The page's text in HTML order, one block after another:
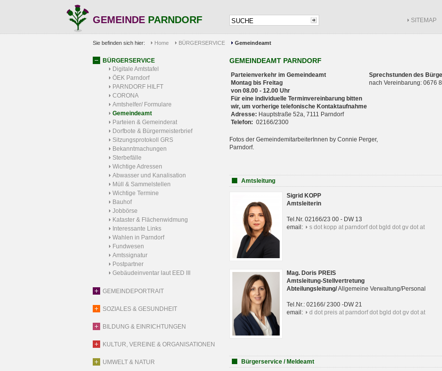
GEMEINDE PARNDORF SITEMAP
Sie befinden sich hier: Home BÜRGERSERVICE Gemeindeamt
BÜRGERSERVICE
Digitale Amtstafel
ÖEK Parndorf
PARNDORF HILFT
CORONA
Amtshelfer/ Formulare
Gemeindeamt
Parteien & Gemeinderat
Dorfbote & Bürgermeisterbrief
Sitzungsprotokoll GRS
Bekanntmachungen
Sterbefälle
Wichtige Adressen
Abwasser und Kanalisation
Müll & Sammelstellen
Wichtige Termine
Bauhof
Jobbörse
Kataster & Flächenwidmung
Interessante Links
Wahlen in Parndorf
Fundwesen
Amtssignatur
Postpartner
Gebäudeinventar laut EED III
GEMEINDEPORTRAIT
SOZIALES & GESUNDHEIT
BILDUNG & EINRICHTUNGEN
KULTUR, VEREINE & ORGANISATIONEN
UMWELT & NATUR
GEMEINDEAMT PARNDORF
Parteienverkehr im Gemeindeamt
Montag bis Freitag
von 08.00 - 12.00 Uhr
Für eine individuelle Terminvereinbarung bitten
wir, um vorherige telefonische Kontaktaufnahme
Adresse: Hauptstraße 52a, 7111 Parndorf
Telefon: 02166/2300
Sprechstunden des
nach Vereinbarung: 0676
Fotos der GemeindemitarbeiterInnen by Connie Perger,
Parndorf.
Amtsleitung
Sigrid KOPP
Amtsleiterin
Tel.Nr. 02166/23 00 - DW 13
email:
s dot kopp at parndorf dot bgld dot gv dot at
Mag. Doris PREIS
Amtsleitung-Stellvertretung
Abteilungsleitung/Allgemeine Verwaltung/Personal
Tel.Nr.: 02166/ 2300 -DW 21
email:
d dot preis at parndorf dot bgld dot gv dot at
Bürgerservice / Meldeamt